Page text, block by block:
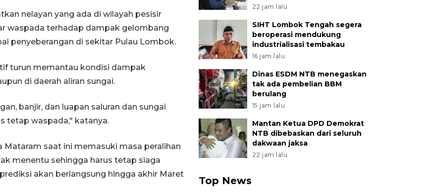
nelayan yang ada di wilayah pesisir
waspada terhadap dampak gelombang
penyeberangan di sekitar Pulau Lombok.
turun memantau kondisi dampak
di daerah aliran sungai.
banjir, dan luapan saluran dan sungai
tetap waspada," katanya.
Mataram saat ini memasuki masa peralihan
menentu sehingga harus tetap siaga
akan berlangsung hingga akhir Maret
22 jam lalu
SIHT Lombok Tengah segera
beroperasi mendukung
industrialisasi tembakau
16 jam lalu
Dinas ESDM NTB menegaskan
tak ada pembelian BBM
berulang
15 jam lalu
Mantan Ketua DPD Demokrat
NTB dibebaskan dari seluruh
dakwaan jaksa
22 jam lalu
Top News